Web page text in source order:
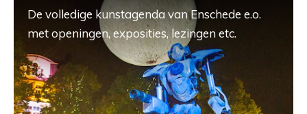
De volledige kunstagenda van Enschede e.o.
met openingen, exposities, lezingen etc.